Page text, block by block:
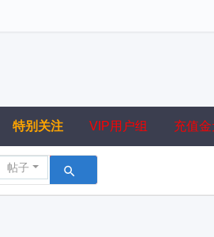
特别关注 VIP用户组 充值金
帖子